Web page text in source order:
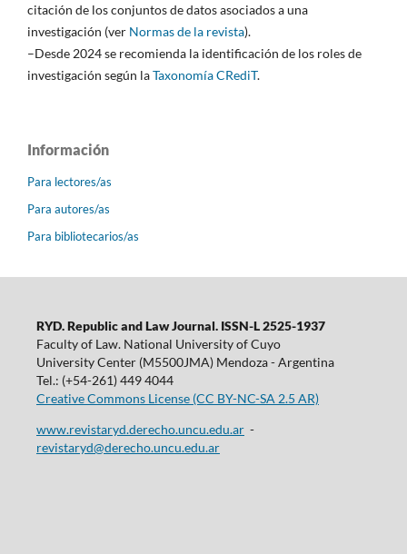
citación de los conjuntos de datos asociados a una
investigación (ver Normas de la revista).
–Desde 2024 se recomienda la identificación de los roles de
investigación según laTaxonomía CRediT.
Información
Para lectores/as
Para autores/as
Para bibliotecarios/as
RYD. Republic and Law Journal. ISSN-L 2525-1937
Faculty of Law. National University of Cuyo
University Center (M5500JMA) Mendoza - Argentina
Tel.: (+54-261) 449 4044
Creative Commons License (CC BY-NC-SA 2.5 AR)
www.revistaryd.derecho.uncu.edu.ar-
revistaryd@derecho.uncu.edu.ar